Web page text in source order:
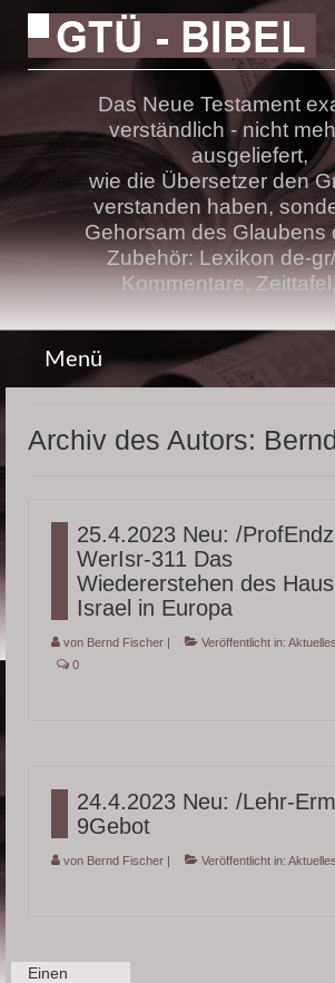
Das Neue Testament
verständlich - nicht
ausgeliefert,
wie die Übersetzer den
verstanden haben,
Gehorsam des Glaubens
Zubehör: Lexikon de-
Kommentare,
Menü
Wiki
Über mich
Archiv des Autors:
25.4.2023 Neu: /
WerIsr-311 Das
Wiedererstehen des
Israel in Europa
von Bernd Fischer | Veröffentlicht in: Aktuelles
0
24.4.2023 Neu: /Lehr-
9Gebot
von Bernd Fischer | Veröffentlicht in: Aktuelles
Einen